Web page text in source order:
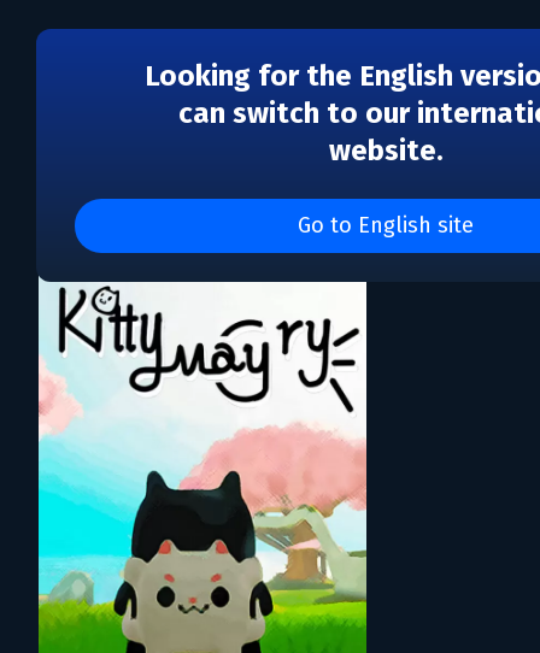
Looking for the English
can switch to our
website.
Go to English site
Каталог игр 猫咪岛施工